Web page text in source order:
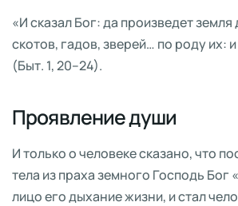
«И сказал Бог: да произведет
скотов, гадов, зверей… по роду их: и
(Быт. 1, 20–24).
Проявление души
И только о человеке сказано, что
тела из праха земного Господь Бог
лицо его дыхание жизни, и стал